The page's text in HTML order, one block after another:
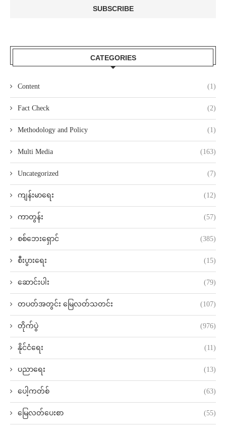
CATEGORIES
Content (1)
Fact Check (2)
Methodology and Policy (1)
Multi Media (163)
Uncategorized (7)
ကျန်းမာရေး (12)
ကာတွန်း (57)
စစ်ဘေးရှောင် (385)
စီးပွားရေး (15)
ဆောင်းပါး (79)
တပတ်အတွင်း မြေလတ်သတင်း (107)
တိုက်ပွဲ (976)
နိုင်ငံရေး (11)
ပညာရေး (13)
ပေါ့ကတ်စ် (63)
မြေလတ်ပေးစာ (55)